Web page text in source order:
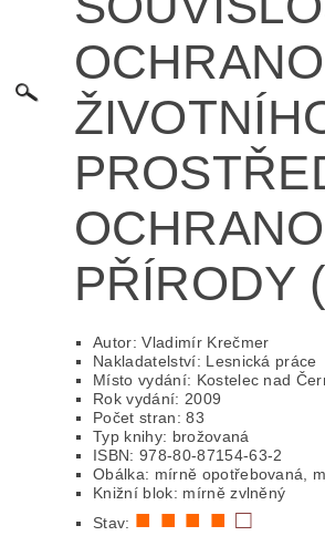
LITERATURA HISTORICKÁ
MÍSTOPIS NÁBOŽENSTVÍ
POHLEDNICE POLITOLOGIE,
SLOVNÍKY SPORT
ZOOLOGIE ZPĚVNÍKY, NOTY
PŘÍRODY
Autor: Vladimír Krečmer
Nakladatelství: Lesnická práce
Místo vydání: Kostelec nad
Rok vydání: 2009
Počet stran: 83
Typ knihy: brožovaná
ISBN: 978-80-87154-63-2
Obálka: mírně opotřebovaná,
Knižní blok: mírně zvlněný
Stav: ■ ■ ■ ■ □